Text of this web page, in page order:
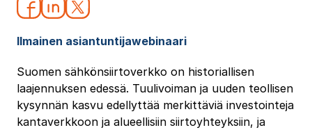
Ilmainen asiantuntijawebinaari
Suomen sähkönsiirtoverkko on historiallisen
laajennuksen edessä. Tuulivoiman ja uuden teollisen
kysynnän kasvu edellyttää merkittäviä investointeja
kantaverkkoon ja alueellisiin siirtoyhteyksiin, ja